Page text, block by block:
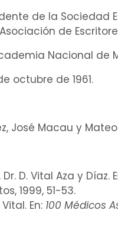
de la
de
Nacional de
octubre de 1961.
José Macau y
Dr. D. Vital Aza y Díaz.
1999, 51-53.
Vital. En: 100 Médicos